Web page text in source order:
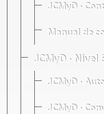
JCMyD ·
Manual de
JCMyD ·
JCMyD ·
JCMyD ·